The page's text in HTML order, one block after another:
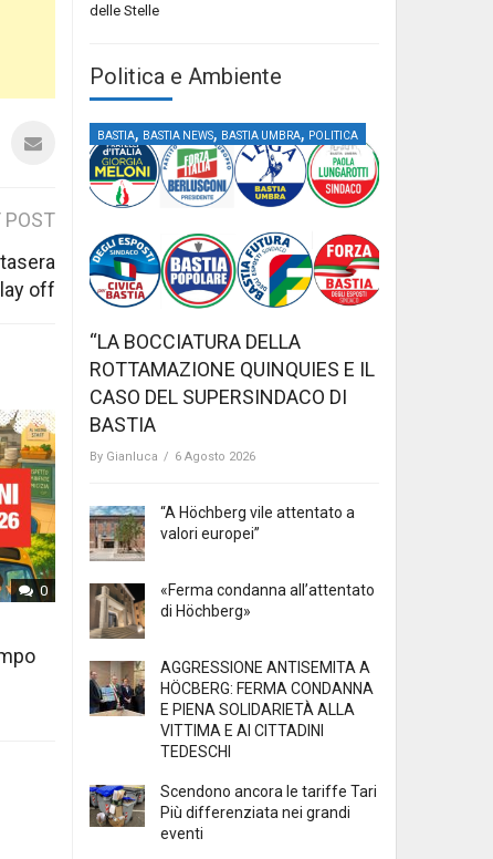
POST
off
0
delle Stelle
Politica e Ambiente
BASTIA, BASTIA NEWS, BASTIA UMBRA, POLITICA
“LA BOCCIATURA DELLA
ROTTAMAZIONE QUINQUIES E IL
CASO DEL SUPERSINDACO DI
BASTIA
By Gianluca / 6 Agosto 2026
“A Höchberg vile attentato a
valori europei”
«Ferma condanna all’attentato
di Höchberg»
AGGRESSIONE ANTISEMITA A
HÖCBERG: FERMA CONDANNA
E PIENA SOLIDARIETÀ ALLA
VITTIMA E AI CITTADINI
TEDESCHI
Scendono ancora le tariffe Tari
Più differenziata nei grandi
eventi